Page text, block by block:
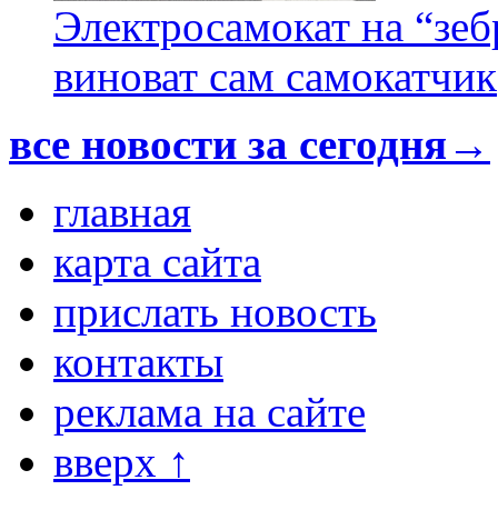
Электросамокат на
виноват сам самокатчик
все новости за сегодня→
главная
карта сайта
прислать новость
контакты
реклама на сайте
вверх ↑